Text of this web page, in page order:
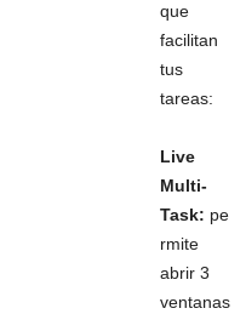
que
facilitan
tus
tareas:
Live
Multi-
Task: pe
rmite
abrir 3
ventanas